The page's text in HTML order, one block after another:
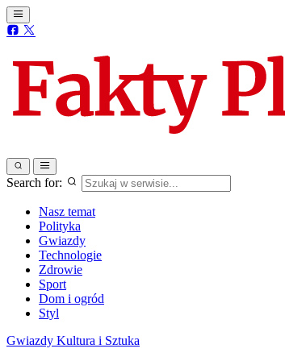
Search for:
Nasz temat
Polityka
Gwiazdy
Technologie
Zdrowie
Sport
Dom i ogród
Styl
Gwiazdy Kultura i Sztuka